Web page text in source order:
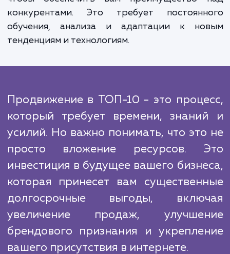
ключевых слов и конкурентов.
переходим к оптимизации сайта,
оптимизации контента,
анализируются, чтобы гарантировать
лучшие результаты.
Алгоритмы продвижения в ТОП-10
меняются, и мы стараемся быть на шаг
конкурентами. Это требует
обучения, анализа и адаптации к
тенденциям и технологиям.